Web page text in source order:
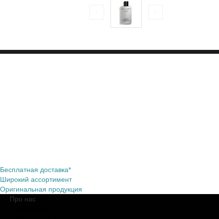
Бесплатная доставка*
Широкий ассортимент
Оригинальная продукция
Про нас